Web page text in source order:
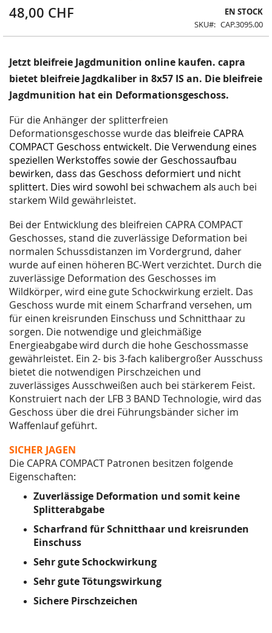
48,00 CHF
EN STOCK
SKU
CAP.3095.00
Jetzt bleifreie Jagdmunition online kaufen. capra
bietet bleifreie Jagdkaliber in 8x57 IS an. Die bleifreie
Jagdmunition hat ein Deformationsgeschoss.
Für die Anhänger der splitterfreien
Deformationsgeschosse wurde das bleifreie CAPRA
COMPACT Geschoss entwickelt. Die Verwendung eines
speziellen Werkstoffes sowie der Geschossaufbau
bewirken, dass das Geschoss deformiert und nicht
splittert. Dies wird sowohl bei schwachem alsauch bei
starkem Wild gewährleistet.
Bei der Entwicklung des bleifreien CAPRA COMPACT
Geschosses, stand die zuverlässige Deformation bei
normalen Schussdistanzen im Vordergrund, daher
wurde auf einen höheren BC-Wert verzichtet. Durch die
zuverlässige Deformation des Geschosses im
Wildkörper, wird einegute Schockwirkung erzielt. Das
Geschoss wurde mit einem Scharfrand versehen, um
für einen kreisrunden Einschuss und Schnitthaar zu
sorgen. Die notwendige und gleichmäßige
Energieabgabewird durch die hohe Geschossmasse
gewährleistet. Ein 2- bis 3-fach kalibergroßer Ausschuss
bietet die notwendigen Pirschzeichen und
zuverlässiges Ausschweißen auch bei stärkerem Feist.
Konstruiert nach der LFB 3 BAND Technologie, wird das
Geschoss über die drei Führungsbändersicher im
Waffenlauf geführt.
SICHER JAGEN
Die CAPRA COMPACT Patronen besitzen folgende
Eigenschaften:
Zuverlässige Deformation und somit keine
Splitterabgabe
Scharfrand für Schnitthaar und kreisrunden
Einschuss
Sehr gute Schockwirkung
Sehr gute Tötungswirkung
Sichere Pirschzeichen
Skip
the
images